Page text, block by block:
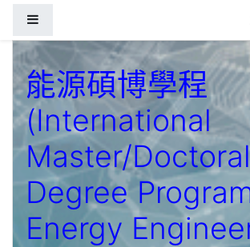
能源碩博學程
(International
Master/Doctoral
Degree
Energy